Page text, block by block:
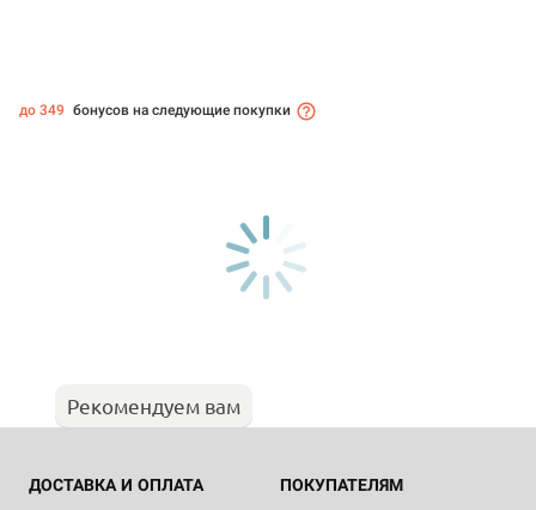
до 349 бонусов на следующие покупки
Рекомендуем вам
ДОСТАВКА И ОПЛАТА ПОКУПАТЕЛЯМ